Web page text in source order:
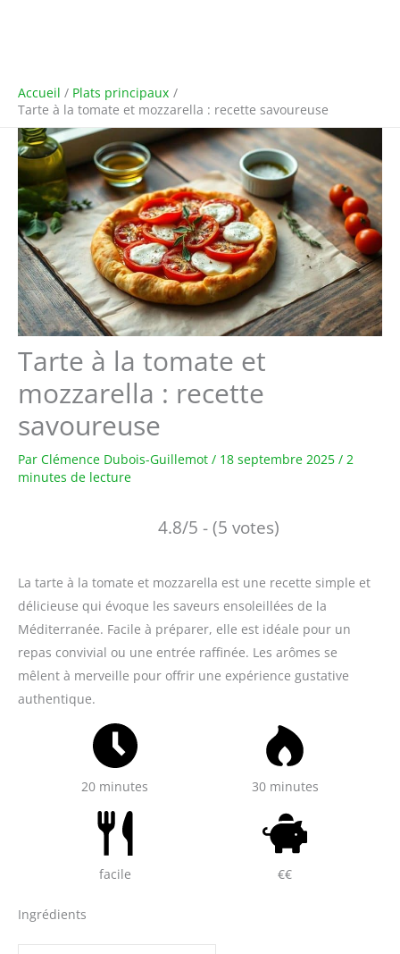
Accueil
Plats principaux
Tarte à la tomate et mozzarella : recette savoureuse
Tarte à la tomate et
mozzarella : recette
savoureuse
Par Clémence Dubois-Guillemot / 18 septembre 2025 / 2
minutes de lecture
4.8/5 - (5 votes)
La tarte à la tomate et mozzarella est une recette simple et
délicieuse qui évoque les saveurs ensoleillées de la
Méditerranée. Facile à préparer, elle est idéale pour un
repas convivial ou une entrée raffinée. Les arômes se
mêlent à merveille pour offrir une expérience gustative
authentique.
20 minutes 30 minutes
facile €€
Ingrédients